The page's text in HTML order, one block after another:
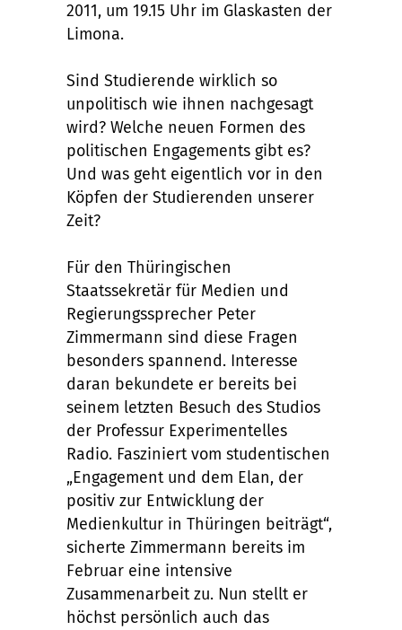
2011, um 19.15 Uhr im Glaskasten der
Limona.
Sind Studierende wirklich so
unpolitisch wie ihnen nachgesagt
wird? Welche neuen Formen des
politischen Engagements gibt es?
Und was geht eigentlich vor in den
Köpfen der Studierenden unserer
Zeit?
Für den Thüringischen
Staatssekretär für Medien und
Regierungssprecher Peter
Zimmermann sind diese Fragen
besonders spannend. Interesse
daran bekundete er bereits bei
seinem letzten Besuch des Studios
der Professur Experimentelles
Radio. Fasziniert vom studentischen
„Engagement und dem Elan, der
positiv zur Entwicklung der
Medienkultur in Thüringen beiträgt“,
sicherte Zimmermann bereits im
Februar eine intensive
Zusammenarbeit zu. Nun stellt er
höchst persönlich auch das